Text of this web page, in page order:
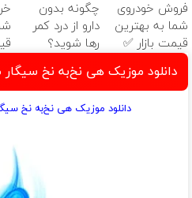
(◂پرسش‌نامه)
فروش خودروی
شما به بهترین
قیمت بازار ✅
چگونه بدون
دارو از درد کمر
رها شوید؟
پرکن)
دانلود موزیک هی نخ‌به نخ سیگار
دانلود موزیک هی نخ‌به نخ